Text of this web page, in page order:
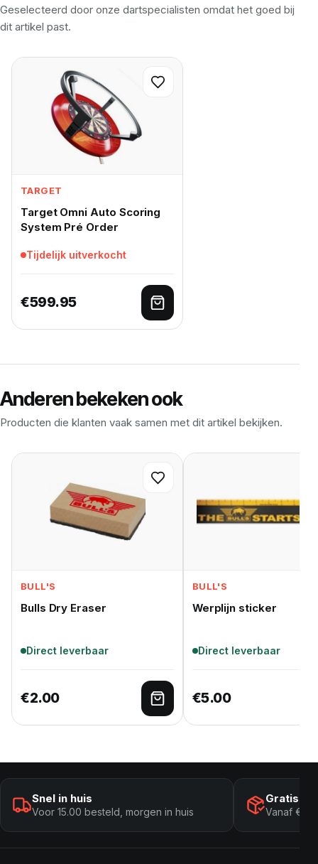
Geselecteerd door onze dartspecialisten omdat het goed bij
dit artikel past.
TARGET
Target Omni Auto Scoring
System Pré Order
Tijdelijk uitverkocht
€599.95
Lees verder
Anderen bekeken ook
Producten die klanten vaak samen met dit artikel bekijken.
BULL'S
Bulls Dry Eraser
Direct leverbaar
€2.00
Toevoegen aan
BULL'S
Werplijn sticker
Direct leverbaar
€5.00
Snel in huis
Voor 15.00 besteld, morgen in huis
Gratis
Vanaf €